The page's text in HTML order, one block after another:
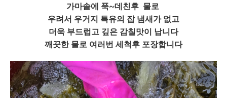
가마솥에 푹~데친후 물로
우려서 우거지 특유의 잡 냄새가 없고
더욱 부드럽고 깊은 감칠맛이 납니다
깨끗한 물로 여러번 세척후 포장합니다